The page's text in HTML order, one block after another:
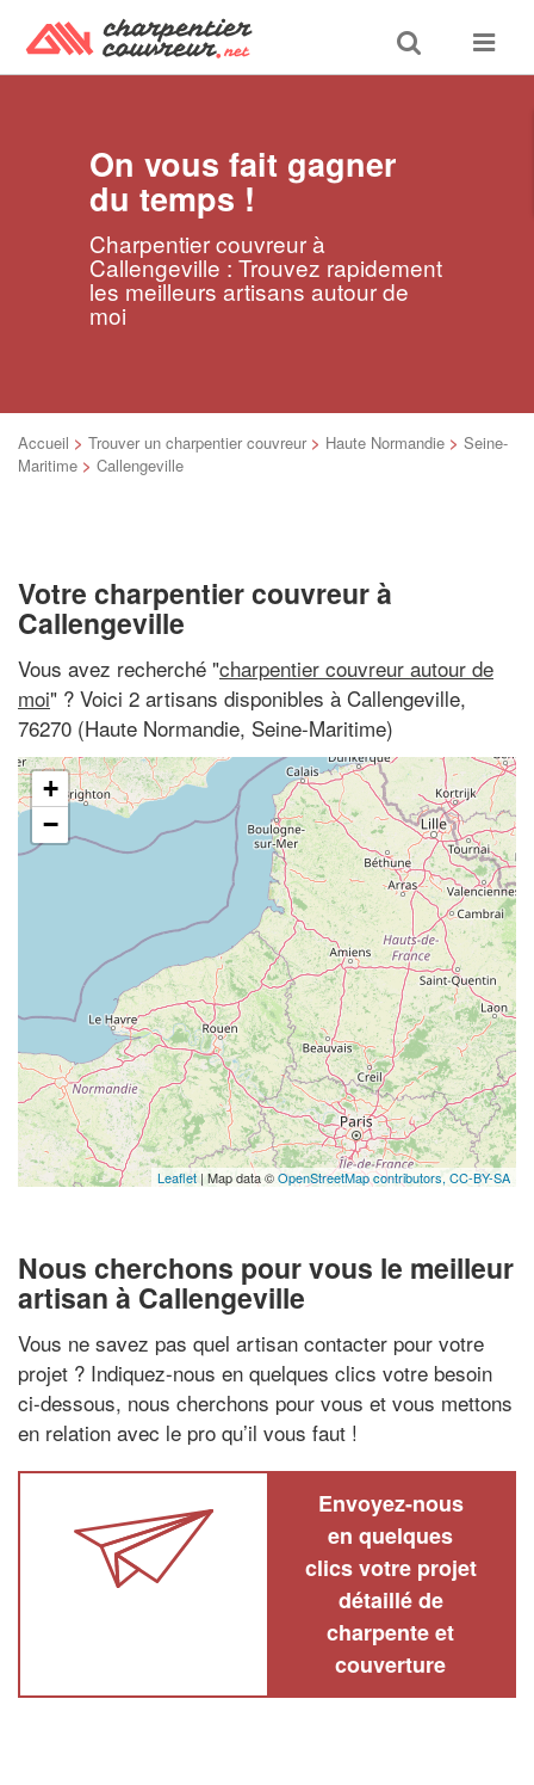
Toggle
search
Toggle
On vous fait gagner
du temps !
Charpentier couvreur à
Callengeville : Trouvez rapidement
les meilleurs artisans autour de
moi
Accueil > Trouver un charpentier couvreur > Haute Normandie > Seine-
Maritime > Callengeville
Votre charpentier couvreur à
Callengeville
Vous avez recherché "charpentier couvreur autour de
moi" ? Voici 2 artisans disponibles à Callengeville,
76270 (Haute Normandie, Seine-Maritime)
+
−
Leaflet | Map data ©OpenStreetMap contributors, CC-BY-SA
Nous cherchons pour vous le meilleur
artisan à Callengeville
Vous ne savez pas quel artisan contacter pour votre
projet ? Indiquez-nous en quelques clics votre besoin
ci-dessous, nous cherchons pour vous et vous mettons
en relation avec le pro qu’il vous faut !
Envoyez-nous
en quelques
clics votre projet
détaillé de
charpente et
couverture